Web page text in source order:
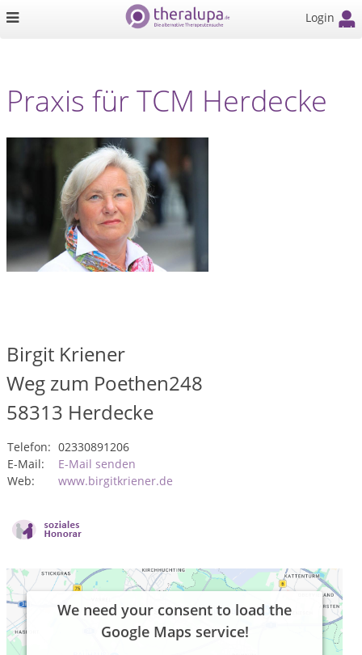
Login
Praxis für TCM Herdecke
Birgit Kriener
Weg zum Poethen248
58313 Herdecke
Telefon: 02330891206
E-Mail:
E-Mail senden
Web:
www.birgitkriener.de
We need your consent to load the
Google Maps service!